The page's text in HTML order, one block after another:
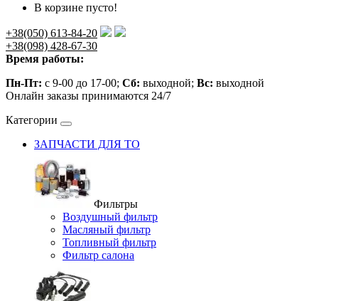
В корзине пусто!
+38(050) 613-84-20
+38(098) 428-67-30
Время работы:
Пн-Пт: с 9-00 до 17-00; Сб: выходной; Вс: выходной
Онлайн заказы принимаются 24/7
Категории
ЗАПЧАСТИ ДЛЯ ТО
Фильтры
Воздушный фильтр
Масляный фильтр
Топливный фильтр
Фильтр салона